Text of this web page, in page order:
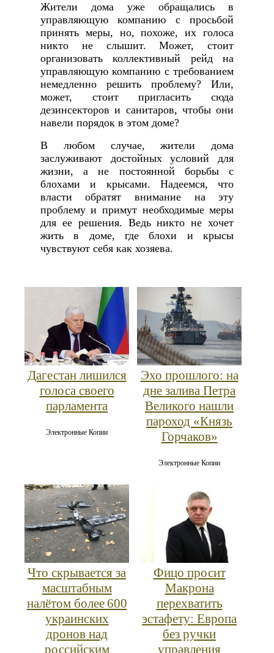
Жители дома уже обращались в
управляющую компанию с просьбой
принять меры, но, похоже, их голоса
никто не слышит. Может, стоит
организовать коллективный рейд на
управляющую компанию с требованием
немедленно решить проблему? Или,
может, стоит пригласить сюда
дезинсекторов и санитаров, чтобы они
навели порядок в этом доме?
В любом случае, жители дома
заслуживают достойных условий для
жизни, а не постоянной борьбы с
блохами и крысами. Надеемся, что
власти обратят внимание на эту
проблему и примут необходимые меры
для ее решения. Ведь никто не хочет
жить в доме, где блохи и крысы
чувствуют себя как хозяева.
Дагестан лишился
голоса своего
парламента
Электронные Копии
Эхо прошлого: на
дне залива Петра
Великого нашли
пароход «Князь
Горчаков»
Электронные Копии
Что скрывается за
масштабным
налётом более 600
украинских
дронов над
российским
Фицо просит
Макрона
перехватить
эстафету: Европа
без ручки
управления